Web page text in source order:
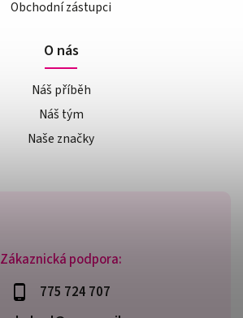
Zákaznická podpora:
775 724 707
Obchodní zástupci
O nás
Náš příběh
Náš tým
Naše značky